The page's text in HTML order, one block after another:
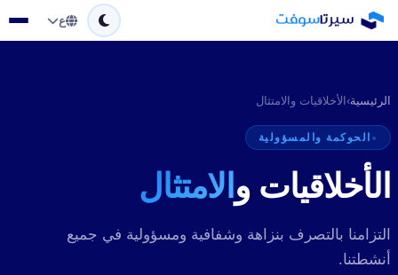
ع
الرئيسية› الأخلاقيات والامتثال
الحوكمة والمسؤولية
الأخلاقيات و الامتثال
التزامنا بالتصرف بنزاهة وشفافية ومسؤولية في جميع
أنشطتنا.